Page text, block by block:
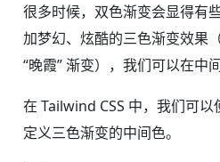
很多时候，双色渐变会显得有
加梦幻、炫酷的三色渐变效果
“晚霞” 渐变），我们可以在中
在 Tailwind CSS 中，我们可以
定义三色渐变的中间色。